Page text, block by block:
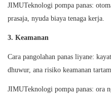
JIMUTeknologi pompa panas:
prasaja, nyuda biaya tenaga kerja.
3. Keamanan
Cara pangolahan panas liyane:
dhuwur, ana risiko keamanan
JIMUTeknologi pompa panas: ora